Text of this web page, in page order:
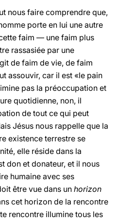
nous faire comprendre que,
porte en lui une autre
faim — une faim plus
rassasiée par une
de faim de vie, de faim
assouvir, car il est «le pain
pas la préoccupation et
quotidienne, non, il
de tout ce qui peut
Jésus nous rappelle que la
existence terrestre se
elle réside dans la
don et donateur, et il nous
humaine avec ses
être vue dans un horizon
cet horizon de la rencontre
rencontre illumine tous les